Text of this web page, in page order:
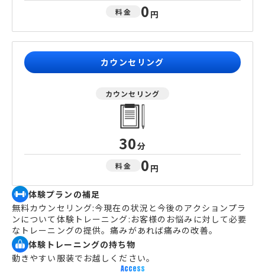
料金 0 円
カウンセリング
カウンセリング
30分
料金 0 円
体験プランの補足
無料カウンセリング:今現在の状況と今後のアクションプラ
ンについて体験トレーニング:お客様のお悩みに対して必要
なトレーニングの提供。痛みがあれば痛みの改善。
体験トレーニングの持ち物
動きやすい服装でお越しください。
Access